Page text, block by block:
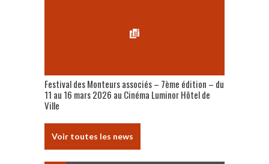
Festival des Monteurs associés – 7ème édition – du
11 au 16 mars 2026 au Cinéma Luminor Hôtel de
Ville
Voir toutes les news